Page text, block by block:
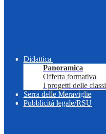
Didattica
Panoramica
Offerta formativa
I progetti delle classi
Serra delle Meraviglie
Pubblicità legale/RSU